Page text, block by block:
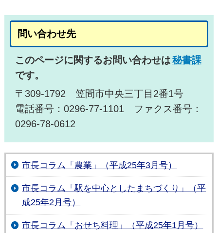
問い合わせ先
このページに関するお問い合わせは秘書課
です。
〒309-1792 笠間市中央三丁目2番1号
電話番号：0296-77-1101 ファクス番号：
0296-78-0612
市長コラム「農業」（平成25年3月号）
市長コラム「駅を中心としたまちづくり」（平
成25年2月号）
市長コラム「おせち料理」（平成25年1月号）